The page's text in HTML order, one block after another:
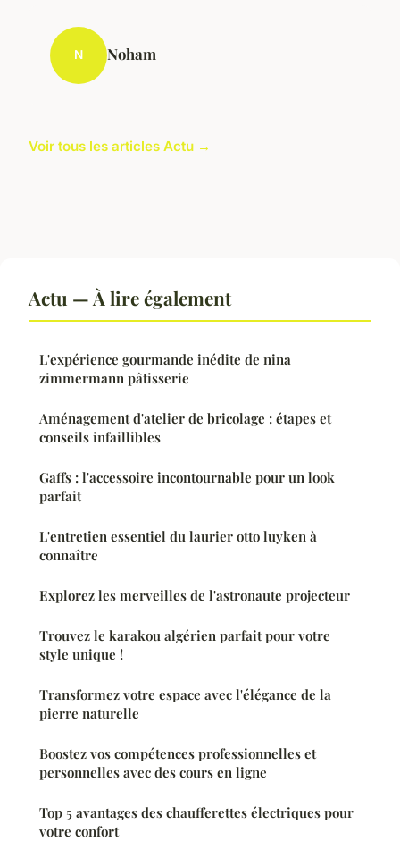
N Noham
Voir tous les articles Actu →
Actu — À lire également
L'expérience gourmande inédite de nina
zimmermann pâtisserie
Aménagement d'atelier de bricolage : étapes et
conseils infaillibles
Gaffs : l'accessoire incontournable pour un look
parfait
L'entretien essentiel du laurier otto luyken à
connaître
Explorez les merveilles de l'astronaute projecteur
Trouvez le karakou algérien parfait pour votre
style unique !
Transformez votre espace avec l'élégance de la
pierre naturelle
Boostez vos compétences professionnelles et
personnelles avec des cours en ligne
Top 5 avantages des chaufferettes électriques pour
votre confort